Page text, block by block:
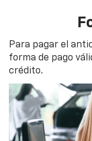
Para pagar el
forma de pago
crédito.